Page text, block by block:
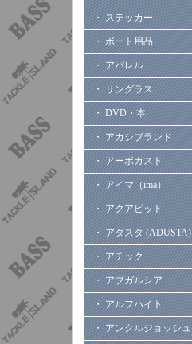
・ ステッカー
・ ボート用品
・ アパレル
・ サングラス
・ DVD・本
・ アカシブランド
・ アーボガスト
・ アイマ（ima）
・ アクアビット
・ アダスタ (ADUSTA)
・ アチック
・ アブガルシア
・ アルフハイト
・ アンクルジョッシュ